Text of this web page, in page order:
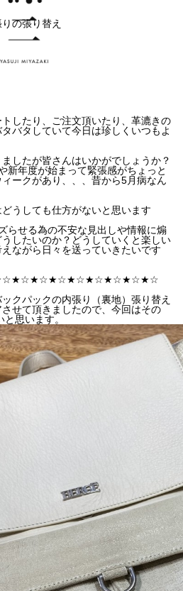
の張り替え
したり、ご注文頂いたり、革漉きの
バタしていて今日は珍しくいつもよ
したが皆さんはいかがでしょうか？
新年度が始まって緊張感がちょっと
ークがあり、、、昔から5月病なん
うしても仕方がないと思います
らせる為の不安な見出しや情報に煽
したいのか？どうしていくと楽しい
ながら日々を送っていきたいです
クパックの内張り（裏地）張り替え
せて頂きましたので、今回はその
思います。